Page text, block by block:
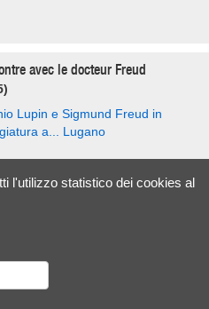
l'utilizzo statistico dei cookies al
avec le docteur Freud
Lupin e Sigmund Freud in
a... Lugano